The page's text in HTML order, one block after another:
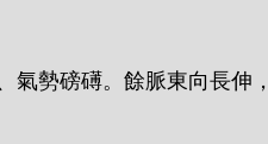
氣勢磅礡。餘脈東向長